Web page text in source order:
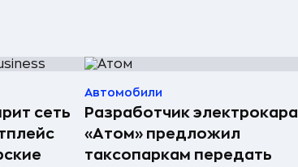
сеть
Автомобили
Разработчик электрокара
«Атом» предложил
таксопаркам передать